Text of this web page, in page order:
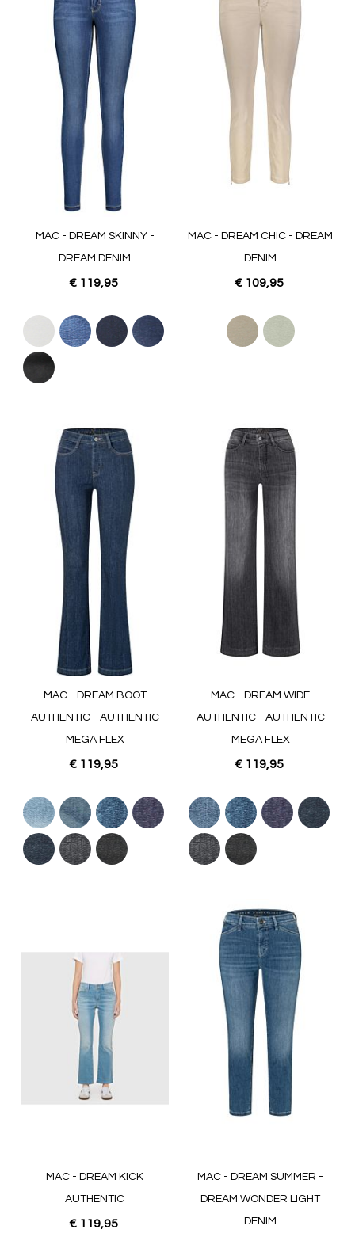
MAC - DREAM SKINNY -
DREAM DENIM
€ 119,95
MAC - DREAM CHIC - DREAM
DENIM
€ 109,95
MAC - DREAM BOOT
AUTHENTIC - AUTHENTIC
MEGA FLEX
€ 119,95
MAC - DREAM WIDE
AUTHENTIC - AUTHENTIC
MEGA FLEX
€ 119,95
MAC - DREAM KICK
AUTHENTIC
€ 119,95
MAC - DREAM SUMMER -
DREAM WONDER LIGHT
DENIM